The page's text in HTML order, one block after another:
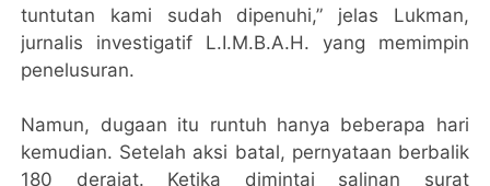
tuntutan kami sudah dipenuhi,” jelas Lukman,
jurnalis investigatif L.I.M.B.A.H. yang memimpin
penelusuran.
Namun, dugaan itu runtuh hanya beberapa hari
kemudian. Setelah aksi batal, pernyataan berbalik
180 derajat. Ketika dimintai salinan surat